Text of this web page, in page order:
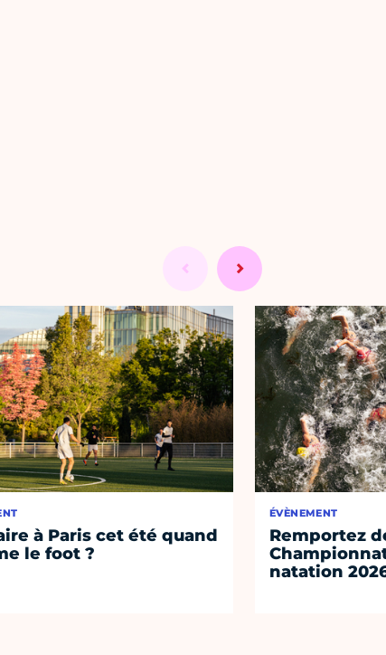
à Paris cet été quand
le foot ?
ÉVÈNEMENT
Remportez
natation